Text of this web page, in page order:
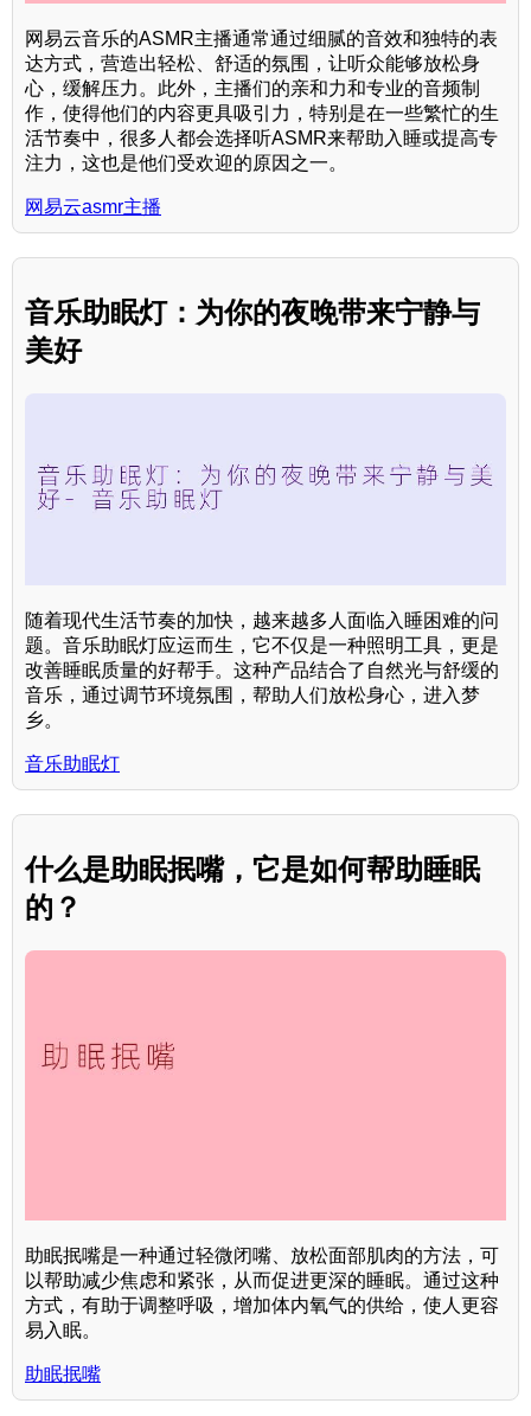
网易云音乐的ASMR主播通常通过细腻的音效和独特的表
达方式，营造出轻松、舒适的氛围，让听众能够放松身
心，缓解压力。此外，主播们的亲和力和专业的音频制
作，使得他们的内容更具吸引力，特别是在一些繁忙的生
活节奏中，很多人都会选择听ASMR来帮助入睡或提高专
注力，这也是他们受欢迎的原因之一。
网易云asmr主播
音乐助眠灯：为你的夜晚带来宁静与
美好
随着现代生活节奏的加快，越来越多人面临入睡困难的问
题。音乐助眠灯应运而生，它不仅是一种照明工具，更是
改善睡眠质量的好帮手。这种产品结合了自然光与舒缓的
音乐，通过调节环境氛围，帮助人们放松身心，进入梦
乡。
音乐助眠灯
什么是助眠抿嘴，它是如何帮助睡眠
的？
助眠抿嘴是一种通过轻微闭嘴、放松面部肌肉的方法，可
以帮助减少焦虑和紧张，从而促进更深的睡眠。通过这种
方式，有助于调整呼吸，增加体内氧气的供给，使人更容
易入眠。
助眠抿嘴